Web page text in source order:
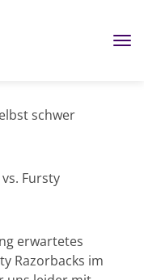
schwer
Fursty
erwartetes
Razorbacks im